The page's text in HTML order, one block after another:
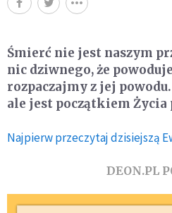
Śmierć nie jest naszym
nic dziwnego, że
rozpaczajmy z jej
ale jest początkiem Życia
Najpierw przeczytaj dzisiejszą
DEON.PL